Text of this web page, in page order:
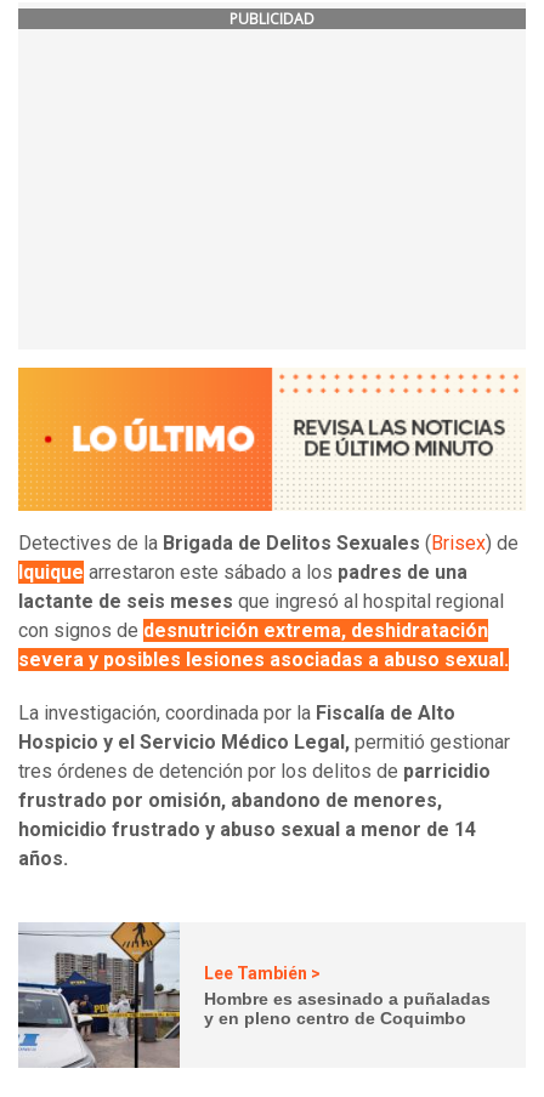
PUBLICIDAD
Detectives de la Brigada de Delitos Sexuales ( Brisex) de
Iquique arrestaron este sábado a los padres de una
lactante de seis meses que ingresó al hospital regional
con signos de desnutrición extrema, deshidratación
severa y posibles lesiones asociadas a abuso sexual.
La investigación, coordinada por la Fiscalía de Alto
Hospicio y el Servicio Médico Legal, permitió gestionar
tres órdenes de detención por los delitos de parricidio
frustrado por omisión, abandono de menores,
homicidio frustrado y abuso sexual a menor de 14
años.
Lee También >
Hombre es asesinado a puñaladas
y en pleno centro de Coquimbo